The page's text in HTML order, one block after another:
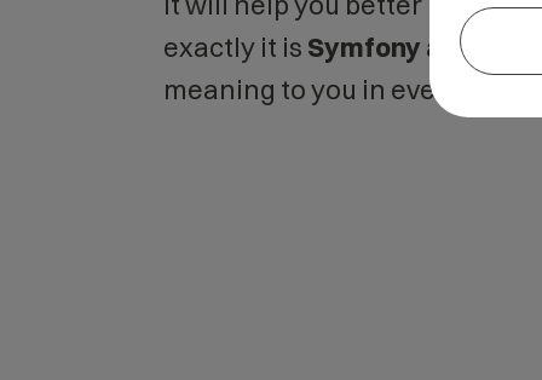
exactly it is Symfony and what
meaning to you in everyday